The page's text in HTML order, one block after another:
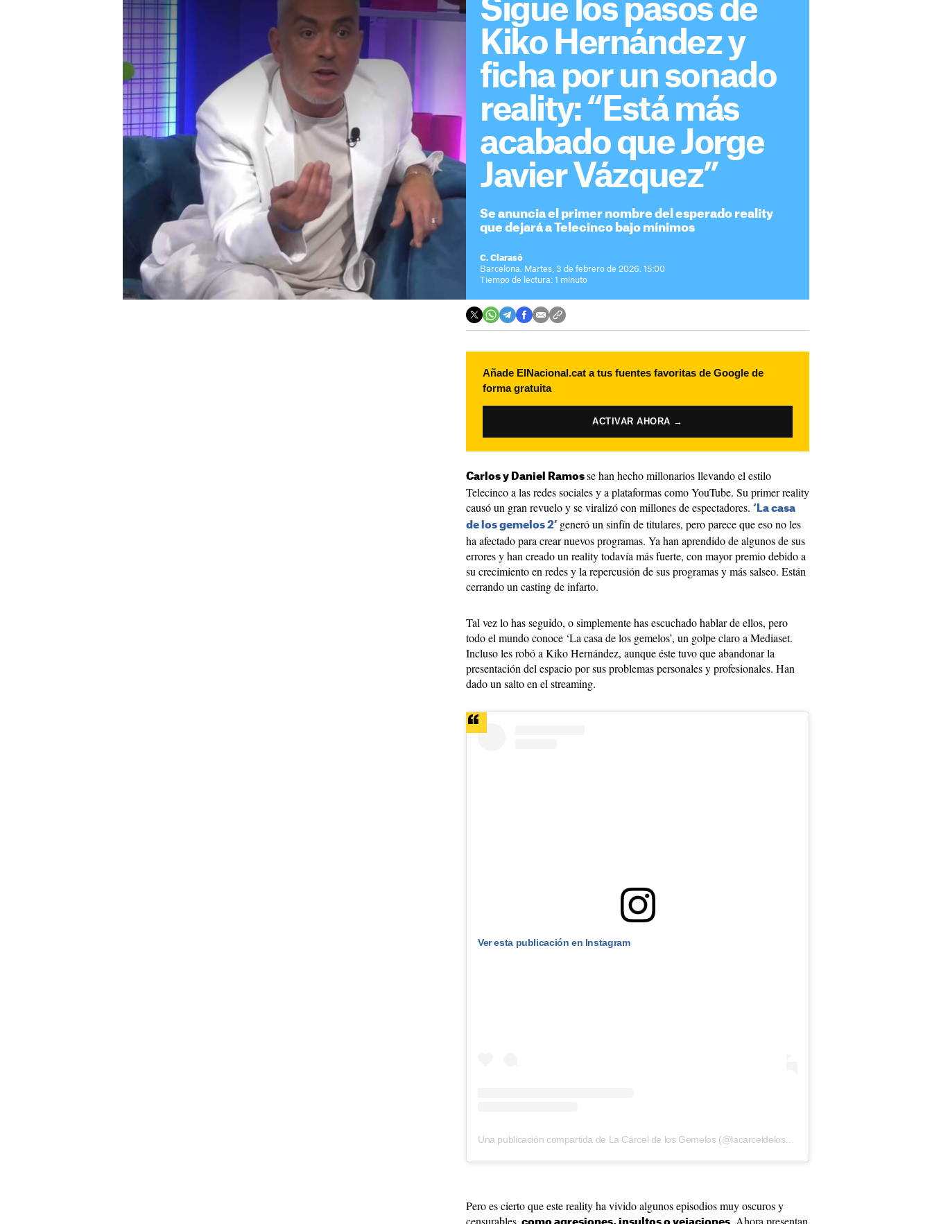
Sigue los pasos de
Kiko Hernández y
ficha por un sonado
reality: “Está más
acabado que Jorge
Javier Vázquez”
Se anuncia el primer nombre del esperado reality
que dejará a Telecinco bajo mínimos
C. Clarasó
Barcelona. Martes, 3 de febrero de 2026. 15:00
Tiempo de lectura: 1 minuto
Añade ElNacional.cat a tus fuentes favoritas de Google de
forma gratuita
ACTIVAR AHORA →
Carlos y Daniel Ramos se han hecho millonarios llevando el estilo
Telecinco a las redes sociales y a plataformas como YouTube. Su primer reality
causó un gran revuelo y se viralizó con millones de espectadores. ‘La casa
de los gemelos 2’ generó un sinfín de titulares, pero parece que eso no les
ha afectado para crear nuevos programas. Ya han aprendido de algunos de sus
errores y han creado un reality todavía más fuerte, con mayor premio debido a
su crecimiento en redes y la repercusión de sus programas y más salseo. Están
cerrando un casting de infarto.
Tal vez lo has seguido, o simplemente has escuchado hablar de ellos, pero
todo el mundo conoce ‘La casa de los gemelos’, un golpe claro a Mediaset.
Incluso les robó a Kiko Hernández, aunque éste tuvo que abandonar la
presentación del espacio por sus problemas personales y profesionales. Han
dado un salto en el streaming.
Ver esta publicación en Instagram
Una publicación compartida de La Cárcel de los Gemelos (@lacarceldelosgemelosoficial)
Pero es cierto que este reality ha vivido algunos episodios muy oscuros y